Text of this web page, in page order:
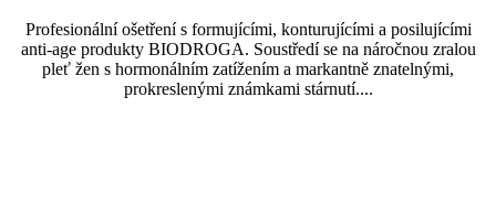
Profesionální ošetření s formujícími, konturujícími a posilujícími
anti-age produkty BIODROGA. Soustředí se na náročnou zralou
pleť žen s hormonálním zatížením a markantně znatelnými,
prokreslenými známkami stárnutí....